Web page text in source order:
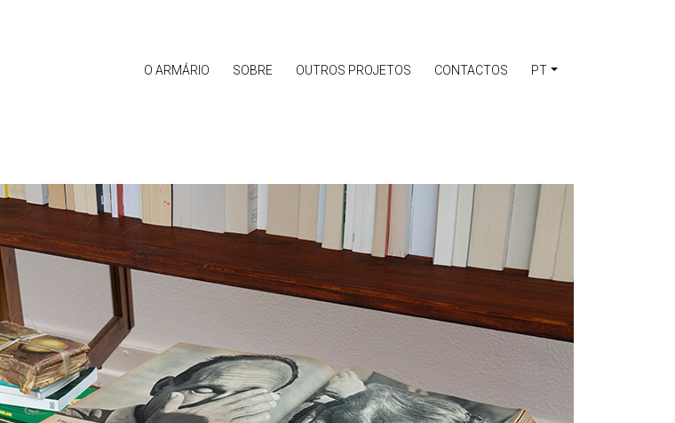
O ARMÁRIO SOBRE OUTROS PROJETOS CONTACTOS PT